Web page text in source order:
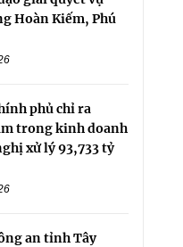
Hoàn Kiếm, Phú
phủ chỉ ra
trong kinh doanh
xử lý 93,733 tỷ
an tỉnh Tây